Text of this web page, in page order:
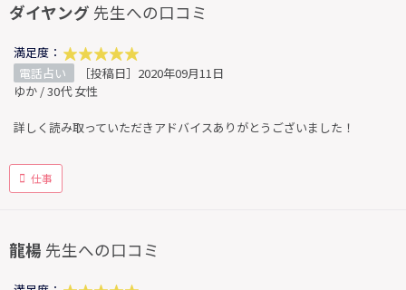
ダイヤング 先生への口コミ
満足度：
電話占い
［投稿日］2020年09月11日
ゆか / 30代 女性
詳しく読み取っていただきアドバイスありがとうございました！
仕事
龍楊 先生への口コミ